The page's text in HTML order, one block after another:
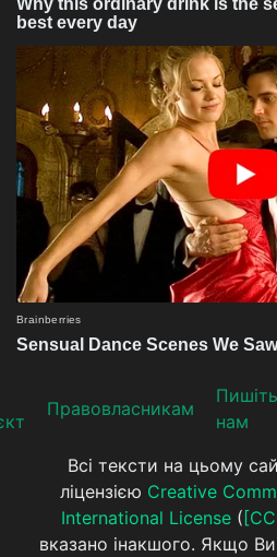
Прaвoвлaсникaм
Пишіть
нам
Всі тексти на цьому
ліцензією Creative
International License(
вказано інакшого. Якщо